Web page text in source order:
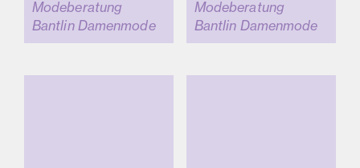
Modeberatung
Bantlin Damenmode
Modeberatung
Bantlin Damenmode